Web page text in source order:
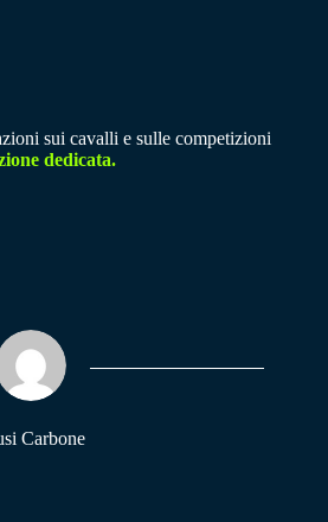
sui cavalli e sulle competizioni
dedicata.
Carbone